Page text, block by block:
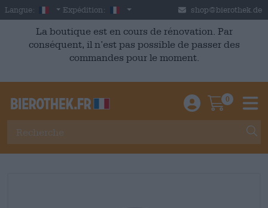
Skip to main content
Langue: French
Expédition: France shop@bierothek.de
La boutique est en cours de rénovation. Par
conséquent, il n’est pas possible de passer des
commandes pour le moment.
Einloggen /
0